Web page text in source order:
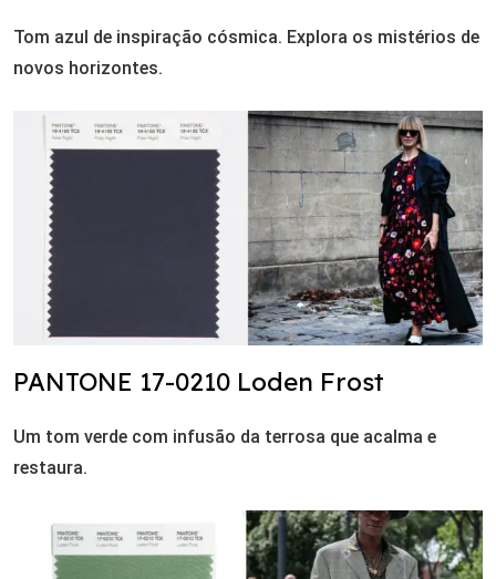
Tom azul de inspiração cósmica. Explora os mistérios de
novos horizontes.
PANTONE 17-0210 Loden Frost
Um tom verde com infusão da terrosa que acalma e
restaura.